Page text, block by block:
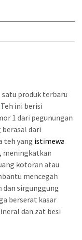
satu produk terbaru
Teh ini berisi
1 dari pegunungan
berasal dari
teh yang istimewa
meningkatkan
kotoran atau
mencegah
dan sirgunggung
berserat kasar
dan zat besi